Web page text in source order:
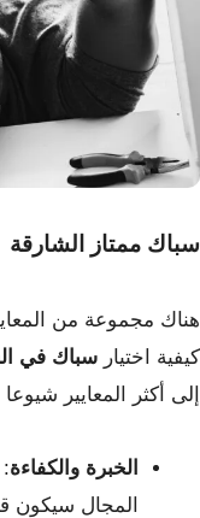
سباك ممتاز الشارقة
هناك مجموعة من
كيفية اختيار سباك في
إلى أكثر المعايير شيوعا
الخبرة والكفاءة
المجال سيكون